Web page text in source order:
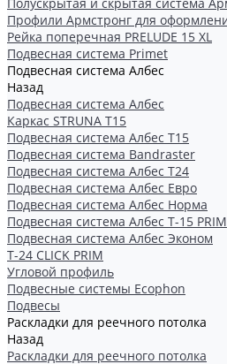
Профили Армстронг для
Рейка поперечная PRELUDE 15 XL
Подвесная система Primet
Подвесная система Албес
Назад
Подвесная система Албес
Каркас STRUNA Т15
Подвесная система Албес T15
Подвесная система Bandraster
Подвесная система Албес T24
Подвесная система Албес Евро
Подвесная система Албес Норма
Подвесная система Албес Т-15 PRIM
Подвесная система Албес Эконом
Т-24 CLICK PRIM
Угловой профиль
Подвесные системы Ecophon
Подвесы
Раскладки для реечного потолка
Назад
Раскладки для реечного потолка